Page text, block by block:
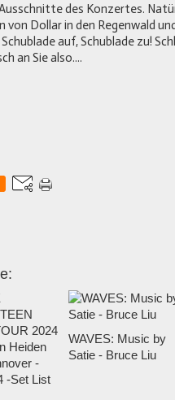
des Konzertes.
von Dollar in den Regenwald
auf, Schublade zu!
an Sie also....
WAVES: Music by
Satie - Bruce Liu